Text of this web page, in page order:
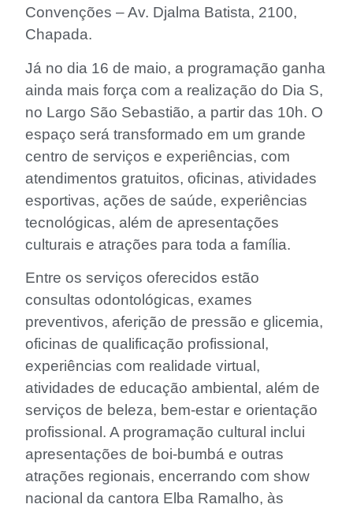
Convenções – Av. Djalma Batista, 2100,
Chapada.
Já no dia 16 de maio, a programação ganha
ainda mais força com a realização do Dia S,
no Largo São Sebastião, a partir das 10h. O
espaço será transformado em um grande
centro de serviços e experiências, com
atendimentos gratuitos, oficinas, atividades
esportivas, ações de saúde, experiências
tecnológicas, além de apresentações
culturais e atrações para toda a família.
Entre os serviços oferecidos estão
consultas odontológicas, exames
preventivos, aferição de pressão e glicemia,
oficinas de qualificação profissional,
experiências com realidade virtual,
atividades de educação ambiental, além de
serviços de beleza, bem-estar e orientação
profissional. A programação cultural inclui
apresentações de boi-bumbá e outras
atrações regionais, encerrando com show
nacional da cantora Elba Ramalho, às